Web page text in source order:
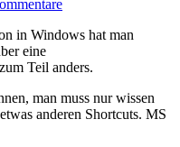
in Windows hat man
eine
Teil anders.
man muss nur wissen
anderen Shortcuts. MS